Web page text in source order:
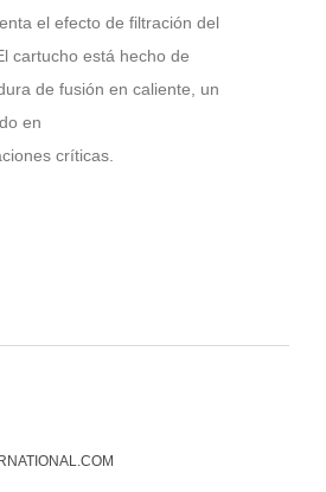
el efecto de filtración del
cartucho está hecho de
de fusión en caliente, un
en
críticas.